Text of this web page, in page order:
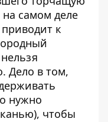
самом деле
к
Дело в том,
нужно
чтобы